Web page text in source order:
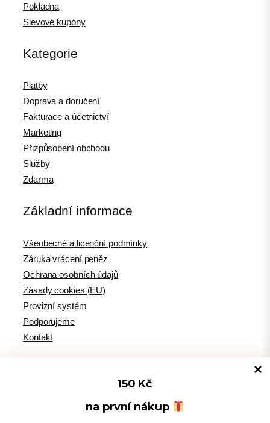
150 Kč
na první nákup
Pokladna
Slevové kupóny
Kategorie
Platby
Doprava a doručení
Fakturace a účetnictví
Marketing
Přizpůsobení obchodu
Služby
Zdarma
Základní informace
Všeobecné a licenční podmínky
Záruka vrácení peněz
Ochrana osobních údajů
Zásady cookies (EU)
Provizní systém
Podporujeme
Kontakt
Tipy pro WordPress